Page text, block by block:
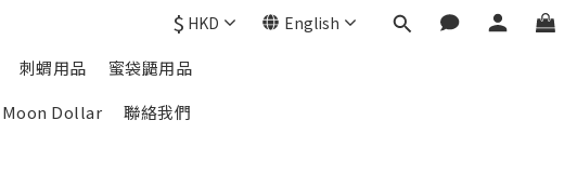
$ HKD English
刺蝟用品
蜜袋鼯用品
Moon Dollar
聯絡我們